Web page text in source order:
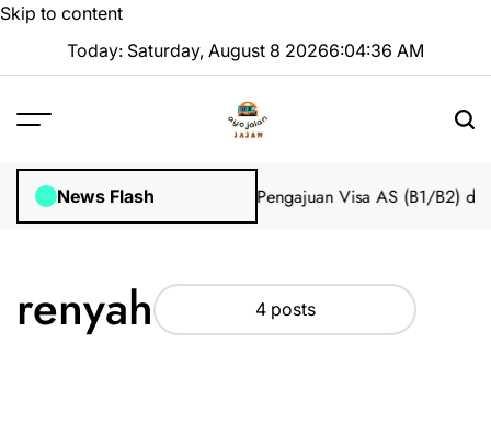
Skip to content
Today: Saturday, August 8 20266:04:36 AM
News Flash
2025 Tanpa Stres Bantuan Pengajuan Visa AS (B1/B2)
renyah 4 posts